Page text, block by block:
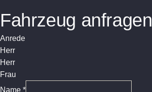
Fahrzeug anfragen
Anrede
Herr
Herr
Frau
Name *